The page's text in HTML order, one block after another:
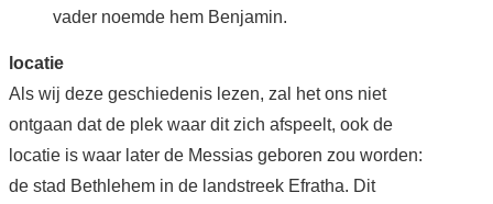
vader noemde hem Benjamin.
locatie
Als wij deze geschiedenis lezen, zal het ons niet
ontgaan dat de plek waar dit zich afspeelt, ook de
locatie is waar later de Messias geboren zou worden:
de stad Bethlehem in de landstreek Efratha. Dit